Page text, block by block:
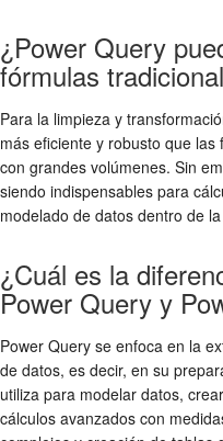
¿Power Query
fórmulas
Para la limpieza y
más eficiente y robusto que
con grandes volúmenes. Sin
siendo indispensables para
modelado de datos dentro de
¿Cuál es la
Power Query y
Power Query se enfoca en la
de datos, es decir, en su
utiliza para modelar datos,
cálculos avanzados con